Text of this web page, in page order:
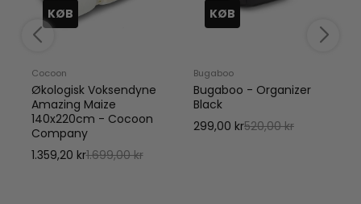
KØB
Cocoon
Økologisk Voksendyne
Amazing Maize
140x220cm - Cocoon
Company
1.359,20 kr1.699,00 kr
KØB
Bugaboo
Bugaboo - Organizer
Black
299,00 kr520,00 kr